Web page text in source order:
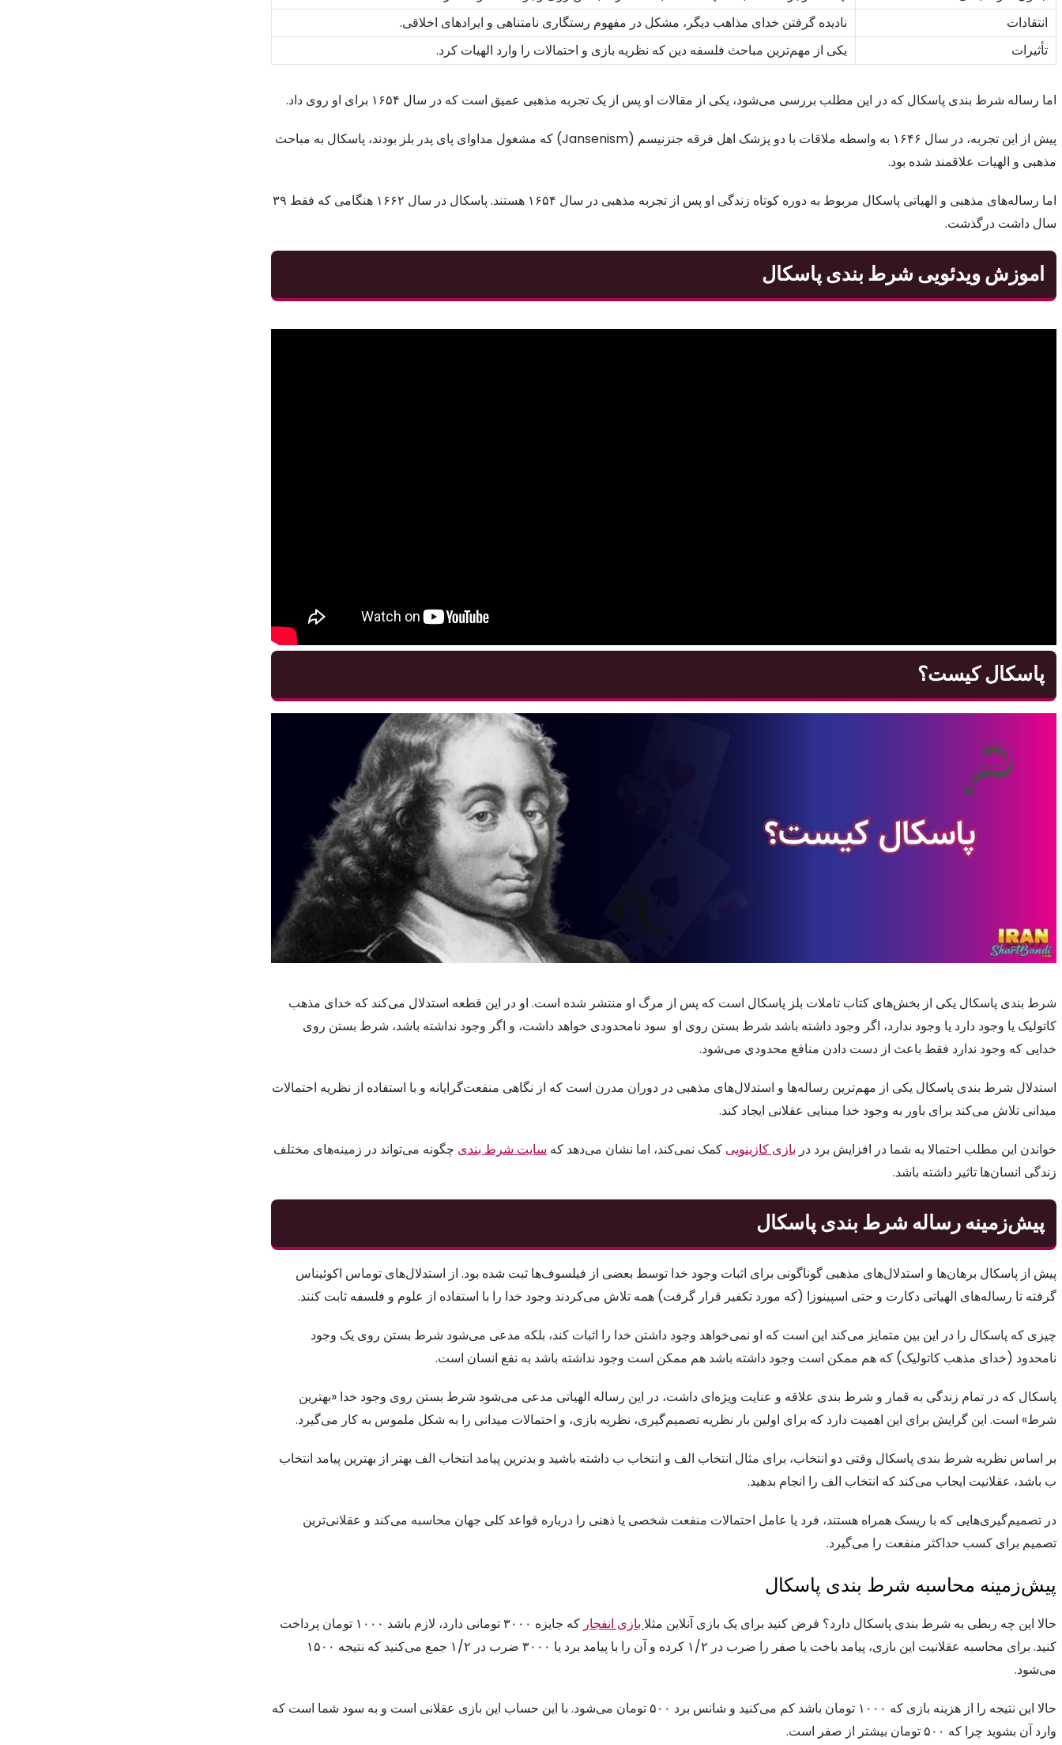
انتقادات
نادیده گرفتن خدای مذاهب دیگر، مشکل در مفهوم رستگاری نامتناهی و ایرادهای اخلاقی.
تأثیرات
یکی از مهم‌ترین مباحث فلسفه دین که نظریه بازی و احتمالات را وارد الهیات کرد.
اما رساله شرط بندی پاسکال که در این مطلب بررسی می‌شود، یکی از مقالات او پس از یک تجربه مذهبی عمیق است که در سال ۱۶۵۴ برای او روی داد.
پیش از این تجربه، در سال ۱۶۴۶ به واسطه ملاقات با دو پزشک اهل فرقه جنزنیسم (Jansenism) که مشغول مداوای پای پدر بلز بودند، پاسکال به مباحث
مذهبی و الهیات علاقمند شده بود.
اما رساله‌های مذهبی و الهیاتی پاسکال مربوط به دوره کوتاه زندگی او پس از تجربه مذهبی در سال ۱۶۵۴ هستند. پاسکال در سال ۱۶۶۲ هنگامی که فقط ۳۹
سال داشت درگذشت.
اموزش ویدئویی شرط بندی پاسکال
پاسکال کیست؟
شرط بندی پاسکال یکی از بخش‌های کتاب تاملات بلز پاسکال است که پس از مرگ او منتشر شده است. او در این قطعه استدلال می‌کند که خدای مذهب
کاتولیک یا وجود دارد یا وجود ندارد، اگر وجود داشته باشد شرط بستن روی او سود نامحدودی خواهد داشت، و اگر وجود نداشته باشد،‌ شرط بستن روی
خدایی که وجود ندارد فقط باعث از دست دادن منافع محدودی می‌شود.
استدلال شرط بندی پاسکال یکی از مهم‌ترین رساله‌ها و استدلال‌های مذهبی در دوران مدرن است که از نگاهی منفعت‌گرایانه و با استفاده از نظریه احتمالات
میدانی تلاش می‌کند برای باور به وجود خدا مبنایی عقلانی ایجاد کند.
خواندن این مطلب احتمالا به شما در افزایش برد در بازی کازینویی کمک نمی‌کند، اما نشان می‌دهد که سایت شرط بندی چگونه می‌تواند در زمینه‌های مختلف
زندگی انسان‌ها تاثیر داشته باشد.
پیش‌زمینه رساله شرط بندی پاسکال
پیش از پاسکال برهان‌ها و استدلال‌های مذهبی گوناگونی برای اثبات وجود خدا توسط بعضی از فیلسوف‌ها ثبت شده بود. از استدلال‌های توماس اکوئیناس
گرفته تا رساله‌های الهیاتی دکارت و حتی اسپینوزا (که مورد تکفیر قرار گرفت) همه تلاش می‌کردند وجود خدا را با استفاده از علوم و فلسفه ثابت کنند.
چیزی که پاسکال را در این بین متمایز می‌کند این است که او نمی‌خواهد وجود داشتن خدا را اثبات کند، بلکه مدعی می‌شود شرط بستن روی یک وجود
نامحدود (خدای مذهب کاتولیک) که هم ممکن است وجود داشته باشد هم ممکن است وجود نداشته باشد به نفع انسان است.
پاسکال که در تمام زندگی به قمار و شرط بندی علاقه و عنایت ویژه‌ای داشت، در این رساله الهیاتی مدعی می‌شود شرط بستن روی وجود خدا «بهترین
شرط» است. این گرایش برای این اهمیت دارد که برای اولین بار نظریه تصمیم‌گیری، نظریه بازی، و احتمالات میدانی را به شکل ملموس به کار می‌گیرد.
بر اساس نظریه شرط بندی پاسکال وقتی دو انتخاب، برای مثال انتخاب الف و انتخاب ب داشته باشید و بدترین پیامد انتخاب الف بهتر از بهترین پیامد انتخاب
ب باشد، عقلانیت ایجاب می‌کند که انتخاب الف را انجام بدهید.
در تصمیم‌گیری‌هایی که با ریسک همراه هستند، فرد یا عامل احتمالات منفعت شخصی یا ذهنی را درباره قواعد کلی جهان محاسبه می‌کند و عقلانی‌ترین
تصمیم برای کسب حداکثر منفعت را می‌گیرد.
پیش‌زمینه محاسبه شرط بندی پاسکال
حالا این چه ربطی به شرط بندی پاسکال دارد؟ فرض کنید برای یک بازی آنلاین مثلا بازی انفجار
که جایزه ۳۰۰۰ تومانی دارد، لازم باشد ۱۰۰۰ تومان پرداخت
کنید. برای محاسبه عقلانیت این بازی، پیامد باخت یا صفر را ضرب در ۱/۲ کرده و آن را با پیامد برد یا ۳۰۰۰ ضرب در ۱/۲ جمع می‌کنید که نتیجه ‍۱۵۰۰
می‌شود.
حالا این نتیجه را از هزینه بازی که ۱۰۰۰ تومان باشد کم می‌کنید و شانس برد ۵۰۰ تومان می‌شود. با این حساب این بازی عقلانی است و به سود شما است که
وارد آن بشوید چرا که ۵۰۰ تومان بیشتر از صفر است.